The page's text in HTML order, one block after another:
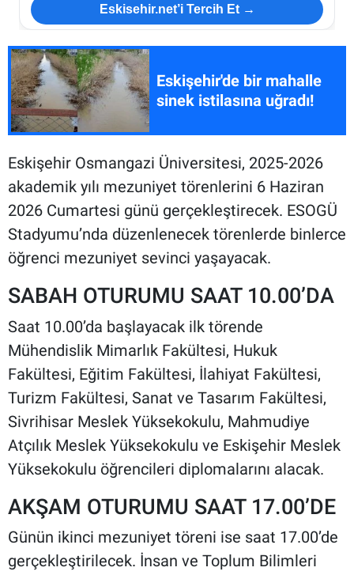
Eskisehir.net’i Tercih Et →
Eskişehir'de bir mahalle
sinek istilasına uğradı!
Eskişehir Osmangazi Üniversitesi, 2025-2026
akademik yılı mezuniyet törenlerini 6 Haziran
2026 Cumartesi günü gerçekleştirecek. ESOGÜ
Stadyumu’nda düzenlenecek törenlerde binlerce
öğrenci mezuniyet sevinci yaşayacak.
SABAH OTURUMU SAAT 10.00’DA
Saat 10.00’da başlayacak ilk törende
Mühendislik Mimarlık Fakültesi, Hukuk
Fakültesi, Eğitim Fakültesi, İlahiyat Fakültesi,
Turizm Fakültesi, Sanat ve Tasarım Fakültesi,
Sivrihisar Meslek Yüksekokulu, Mahmudiye
Atçılık Meslek Yüksekokulu ve Eskişehir Meslek
Yüksekokulu öğrencileri diplomalarını alacak.
AKŞAM OTURUMU SAAT 17.00’DE
Günün ikinci mezuniyet töreni ise saat 17.00’de
gerçekleştirilecek. İnsan ve Toplum Bilimleri